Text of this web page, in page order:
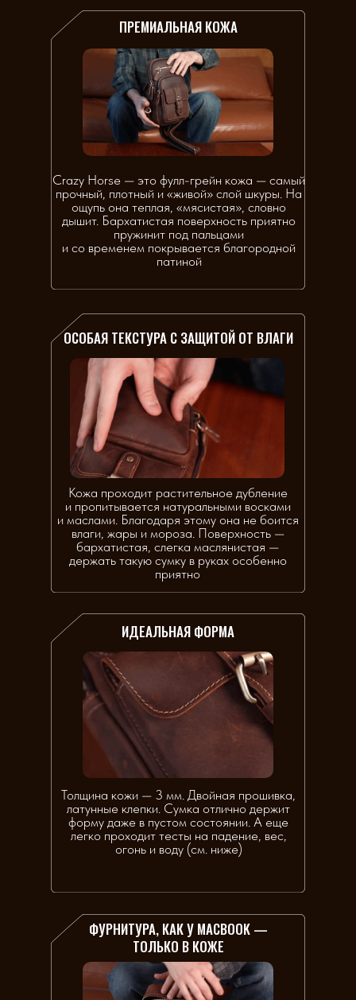
Crazy Horse — это фулл-грейн кожа — самый
прочный, плотный и «живой» слой шкуры. На
ощупь она теплая, «мясистая», словно
дышит. Бархатистая поверхность приятно
пружинит под пальцами
и со временем покрывается благородной
патиной
ПРЕМИАЛЬНАЯ КОЖА
ОСОБАЯ ТЕКСТУРА С ЗАЩИТОЙ ОТ ВЛАГИ
Кожа проходит растительное дубление
и пропитывается натуральными восками
и маслами. Благодаря этому она не боится
влаги, жары и мороза. Поверхность —
бархатистая, слегка маслянистая —
держать такую сумку в руках особенно
приятно
Толщина кожи — 3 мм. Двойная прошивка,
латунные клепки. Сумка отлично держит
форму даже в пустом состоянии. А еще
легко проходит тесты на падение, вес,
огонь и воду (см. ниже)
ИДЕАЛЬНАЯ ФОРМА
ФУРНИТУРА, КАК У MACBOOK —
ТОЛЬКО В КОЖЕ